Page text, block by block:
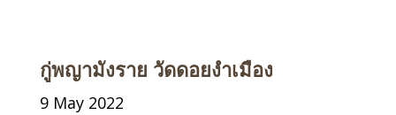
กู่พญามังราย วัดดอยงำเมือง
9 May 2022